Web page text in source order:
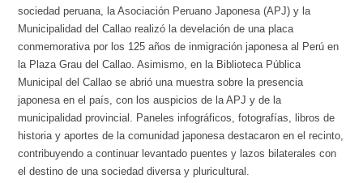
sociedad peruana, la Asociación Peruano Japonesa (APJ) y la
Municipalidad del Callao realizó la develación de una placa
conmemorativa por los 125 años de inmigración japonesa al Perú en
la Plaza Grau del Callao. Asimismo, en la Biblioteca Pública
Municipal del Callao se abrió una muestra sobre la presencia
japonesa en el país, con los auspicios de la APJ y de la
municipalidad provincial. Paneles infográficos, fotografías, libros de
historia y aportes de la comunidad japonesa destacaron en el recinto,
contribuyendo a continuar levantado puentes y lazos bilaterales con
el destino de una sociedad diversa y pluricultural.